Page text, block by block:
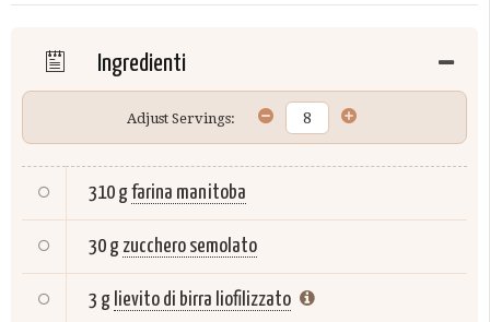
Ingredienti
Adjust Servings:
310 gfarina manitoba
30 g zucchero semolato
3 g lievito di birra liofilizzato